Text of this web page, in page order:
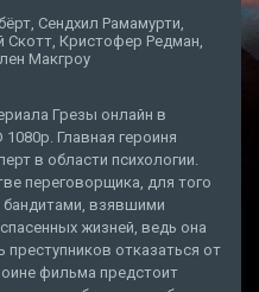
Сендхил Рамамурти,
Кристофер Редман,
Макгроу
Грезы онлайн в
Главная героиня
в области психологии.
переговорщика, для того
бандитами, взявшими
жизней, ведь она
преступников отказаться от
фильма предстоит